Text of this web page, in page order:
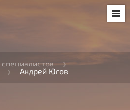
специалистов
Андрей Югов